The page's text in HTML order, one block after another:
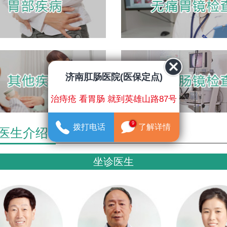
生介绍
坐诊医生
济南肛肠医院(医保定点)
治痔疮 看胃肠 就到英雄山路87号
拨打电话 9 了解详情